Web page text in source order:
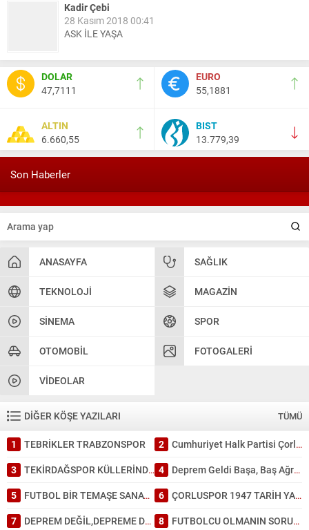
Kadir Çebi
28 Kasım 2018 00:41
ASK İLE YAŞA
Nail Kazanç
10 Mart 2023 21:36
HAYDİ TEKİRDAĞ MAÇA !!!!
Salih Canikli
5 Kasım 2024 19:54
ZİYARETİ.
DOLAR
47,7111
EURO
55,1881
ALTIN
6.660,55
BIST
13.779,39
Son Haberler
ANASAYFA SAĞLIK
TEKNOLOJI MAGAZIN
SINEMA SPOR
OTOMOBIL FOTOGALERI
VIDEOLAR
DİĞER KÖŞE YAZILARI TÜMÜ
1 TEBRİKLER TRABZONSPOR 2 Cumhuriyet Halk Partisi Çorlu’da ayağına; İl Başkanlığında da kafasına sıktı
3 TEKİRDAĞSPOR KÜLLERİNDEN DOĞDU: TARİHİ BİR GALİBİYET! 4
Deprem Geldi Başa, Baş Ağrısı Bahane: Tekirdağ Depreme Ne Kadar Hazır?
5
FUTBOL BİR TEMAŞE SANATI GİBİDİR. 6 ÇORLUSPOR 1947 TARİH YAZDI.
7
DEPREM DEĞİL,DEPREME DAYANAKSIZ BİNA ÖLDÜRÜR. 8
FUTBOLCU OLMANIN SORUMLULUĞU.